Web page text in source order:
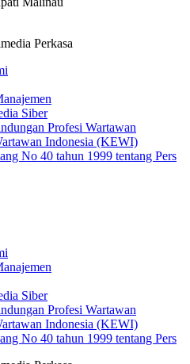
Perkasa
Siber
Profesi Wartawan
Indonesia (KEWI)
No 40 tahun 1999 tentang Pers
Siber
Profesi Wartawan
Indonesia (KEWI)
No 40 tahun 1999 tentang Pers